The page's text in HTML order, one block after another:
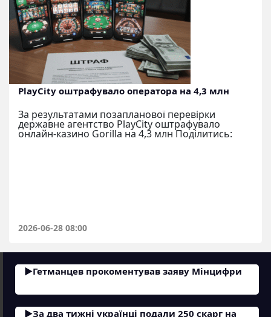
PlayCity оштрафувало оператора на 4,3 млн
За результатами позапланової перевірки
державне агентство PlayCity оштрафувало
онлайн-казино Gorilla на 4,3 млн Поділитись:
2026-06-28 08:00
Гетманцев прокоментував заяву Мінцифри
За два тижні українці подали 250 скарг на